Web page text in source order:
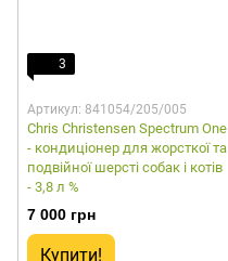
3
Артикул: 841054/205/005
Chris Christensen Spectrum One
- кондиціонер для жорсткої та
подвійної шерсті собак і котів
- 3,8 л %
7 000 грн
Купити!